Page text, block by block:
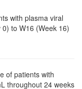
with plasma viral
to W16 (Week 16)
of patients with
throughout 24 weeks